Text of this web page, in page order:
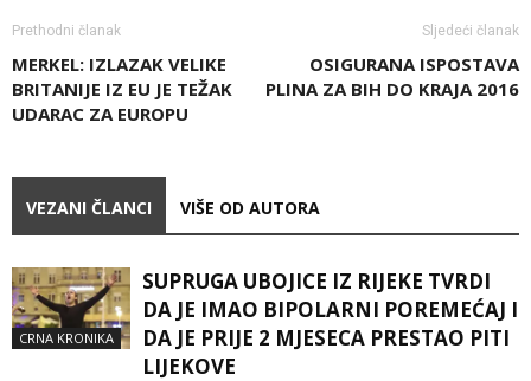
Prethodni članak
MERKEL: IZLAZAK VELIKE
BRITANIJE IZ EU JE TEŽAK
UDARAC ZA EUROPU
Sljedeći članak
OSIGURANA ISPOSTAVA
PLINA ZA BIH DO KRAJA 2016
VEZANI ČLANCI VIŠE OD AUTORA
CRNA KRONIKA
SUPRUGA UBOJICE IZ RIJEKE TVRDI
DA JE IMAO BIPOLARNI POREMEĆAJ I
DA JE PRIJE 2 MJESECA PRESTAO PITI
LIJEKOVE